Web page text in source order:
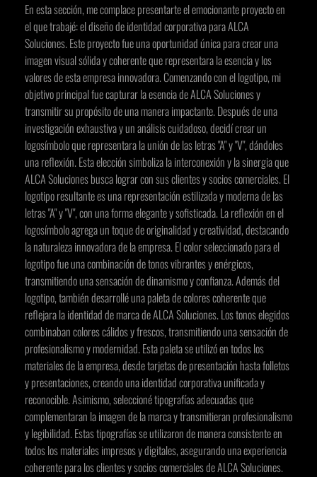
En esta sección, me complace presentarte el emocionante proyecto en
el que trabajé: el diseño de identidad corporativa para ALCA
Soluciones. Este proyecto fue una oportunidad única para crear una
imagen visual sólida y coherente que representara la esencia y los
valores de esta empresa innovadora. Comenzando con el logotipo, mi
objetivo principal fue capturar la esencia de ALCA Soluciones y
transmitir su propósito de una manera impactante. Después de una
investigación exhaustiva y un análisis cuidadoso, decidí crear un
logosímbolo que representara la unión de las letras "A" y "V", dándoles
una reflexión. Esta elección simboliza la interconexión y la sinergia que
ALCA Soluciones busca lograr con sus clientes y socios comerciales. El
logotipo resultante es una representación estilizada y moderna de las
letras "A" y "V", con una forma elegante y sofisticada. La reflexión en el
logosímbolo agrega un toque de originalidad y creatividad, destacando
la naturaleza innovadora de la empresa. El color seleccionado para el
logotipo fue una combinación de tonos vibrantes y enérgicos,
transmitiendo una sensación de dinamismo y confianza. Además del
logotipo, también desarrollé una paleta de colores coherente que
reflejara la identidad de marca de ALCA Soluciones. Los tonos elegidos
combinaban colores cálidos y frescos, transmitiendo una sensación de
profesionalismo y modernidad. Esta paleta se utilizó en todos los
materiales de la empresa, desde tarjetas de presentación hasta folletos
y presentaciones, creando una identidad corporativa unificada y
reconocible. Asimismo, seleccioné tipografías adecuadas que
complementaran la imagen de la marca y transmitieran profesionalismo
y legibilidad. Estas tipografías se utilizaron de manera consistente en
todos los materiales impresos y digitales, asegurando una experiencia
coherente para los clientes y socios comerciales de ALCA Soluciones.